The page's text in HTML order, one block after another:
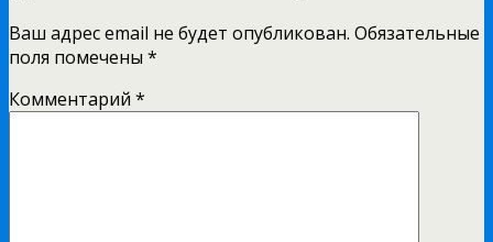
Ваш адрес email не будет опубликован. Обязательные
поля помечены *
Комментарий *